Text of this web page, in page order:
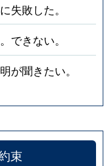
失敗した。
できない。
が聞きたい。
束